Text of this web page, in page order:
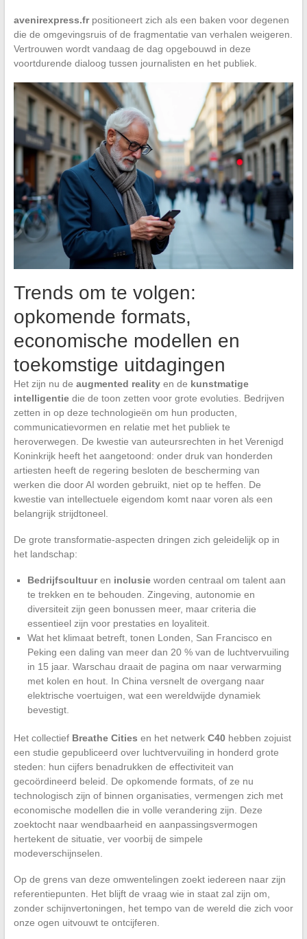
avenirexpress.frpositioneert zich als een baken voor degenen
die de omgevingsruis of de fragmentatie van verhalen weigeren.
Vertrouwen wordt vandaag de dag opgebouwd in deze
voortdurende dialoog tussen journalisten en het publiek.
Trends om te volgen:
opkomende formats,
economische modellen en
toekomstige uitdagingen
Het zijn nu de augmented realityen de kunstmatige
intelligentiedie de toon zetten voor grote evoluties. Bedrijven
zetten in op deze technologieën om hun producten,
communicatievormen en relatie met het publiek te
heroverwegen. De kwestie van auteursrechten in het Verenigd
Koninkrijk heeft het aangetoond: onder druk van honderden
artiesten heeft de regering besloten de bescherming van
werken die door AI worden gebruikt, niet op te heffen. De
kwestie van intellectuele eigendom komt naar voren als een
belangrijk strijdtoneel.
De grote transformatie-aspecten dringen zich geleidelijk op in
het landschap:
Bedrijfscultuuren inclusieworden centraal om talent aan
te trekken en te behouden. Zingeving, autonomie en
diversiteit zijn geen bonussen meer, maar criteria die
essentieel zijn voor prestaties en loyaliteit.
Wat het klimaat betreft, tonen Londen, San Francisco en
Peking een daling van meer dan 20 % van de luchtvervuiling
in 15 jaar. Warschau draait de pagina om naar verwarming
met kolen en hout. In China versnelt de overgang naar
elektrische voertuigen, wat een wereldwijde dynamiek
bevestigt.
Het collectief Breathe Cities en het netwerk C40hebben zojuist
een studie gepubliceerd over luchtvervuiling in honderd grote
steden: hun cijfers benadrukken de effectiviteit van
gecoördineerd beleid. De opkomende formats, of ze nu
technologisch zijn of binnen organisaties, vermengen zich met
economische modellen die in volle verandering zijn. Deze
zoektocht naar wendbaarheid en aanpassingsvermogen
hertekent de situatie, ver voorbij de simpele
modeverschijnselen.
Op de grens van deze omwentelingen zoekt iedereen naar zijn
referentiepunten. Het blijft de vraag wie in staat zal zijn om,
zonder schijnvertoningen, het tempo van de wereld die zich voor
onze ogen uitvouwt te ontcijferen.